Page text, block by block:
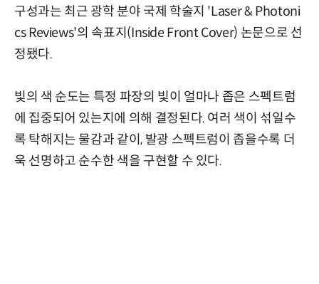
구성과는 최근 광학 분야 국제 학술지 'Laser & Photoni
cs Reviews'의 속표지(Inside Front Cover) 논문으로 선
정됐다.
빛의 색 순도는 특정 파장의 빛이 얼마나 좁은 스펙트럼
에 집중되어 있는지에 의해 결정된다. 여러 색이 섞일수
록 탁해지는 물감과 같이, 발광 스펙트럼이 좁을수록 더
욱 선명하고 순수한 색을 구현할 수 있다.